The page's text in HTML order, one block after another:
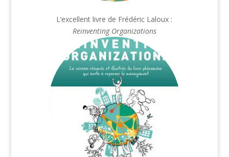
L’excellent livre de Frédéric Laloux :
Reinventing Organizations